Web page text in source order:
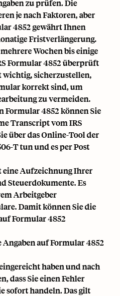
zu prüfen. Die
je nach Faktoren, aber
4852 gewährt Ihnen
Fristverlängerung.
Wochen bis einige
Formular 4852 überprüft
wichtig, sicherzustellen,
korrekt sind, um
zu vermeiden.
Formular 4852 können Sie
Transcript vom IRS
über das Online-Tool der
T tun und es per Post
eine Aufzeichnung Ihrer
Steuerdokumente. Es
Arbeitgeber
Damit können Sie die
Formular 4852
Angaben auf Formular 4852
haben und nach
dass Sie einen Fehler
sofort handeln. Das gilt